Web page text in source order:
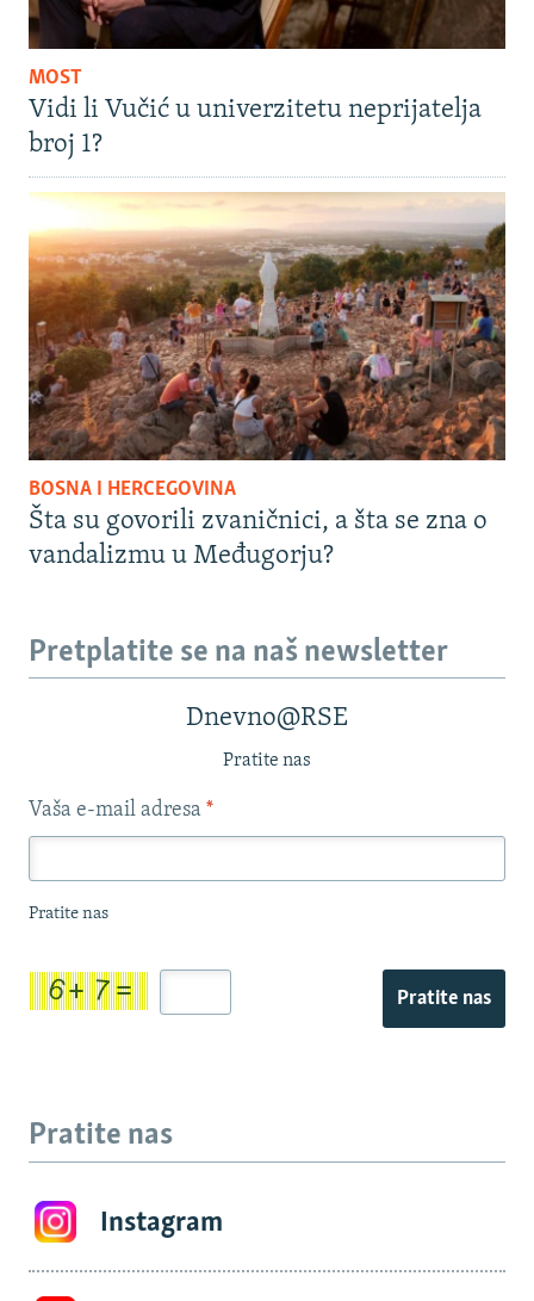
MOST
Vidi li Vučić u univerzitetu neprijatelja
broj 1?
BOSNA I HERCEGOVINA
Šta su govorili zvaničnici, a šta se zna o
vandalizmu u Međugorju?
Pretplatite se na naš newsletter
Dnevno@RSE
Pratite nas
Vaša e-mail adresa *
Pratite nas
Pratite nas
Pratite nas
Instagram